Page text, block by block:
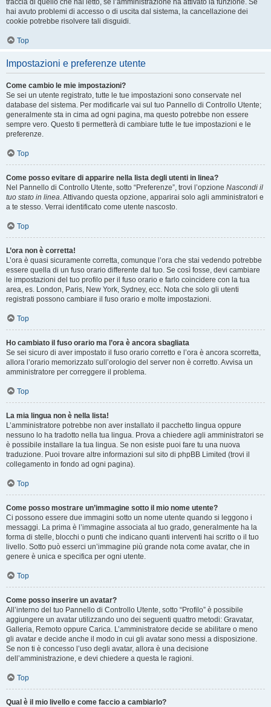
traccia di quello che hai letto, se l’amministrazione ha attivato la funzione. Se
hai avuto problemi di accesso o di uscita dal sistema, la cancellazione dei
cookie potrebbe risolvere tali disguidi.
Top
Impostazioni e preferenze utente
Come cambio le mie impostazioni?
Se sei un utente registrato, tutte le tue impostazioni sono conservate nel
database del sistema. Per modificarle vai sul tuo Pannello di Controllo Utente;
generalmente sta in cima ad ogni pagina, ma questo potrebbe non essere
sempre vero. Questo ti permetterà di cambiare tutte le tue impostazioni e le
preferenze.
Top
Come posso evitare di apparire nella lista degli utenti in linea?
Nel Pannello di Controllo Utente, sotto “Preferenze”, trovi l’opzione Nascondi il
tuo stato in linea. Attivando questa opzione, apparirai solo agli amministratori e
a te stesso. Verrai identificato come utente nascosto.
Top
L’ora non è corretta!
L’ora è quasi sicuramente corretta, comunque l’ora che stai vedendo potrebbe
essere quella di un fuso orario differente dal tuo. Se così fosse, devi cambiare
le impostazioni del tuo profilo per il fuso orario e farlo coincidere con la tua
area, es. London, Paris, New York, Sydney, ecc. Nota che solo gli utenti
registrati possono cambiare il fuso orario e molte impostazioni.
Top
Ho cambiato il fuso orario ma l’ora è ancora sbagliata
Se sei sicuro di aver impostato il fuso orario corretto e l’ora è ancora scorretta,
allora l’orario memorizzato sull’orologio del server non è corretto. Avvisa un
amministratore per correggere il problema.
Top
La mia lingua non è nella lista!
L’amministratore potrebbe non aver installato il pacchetto lingua oppure
nessuno lo ha tradotto nella tua lingua. Prova a chiedere agli amministratori se
è possibile installare la tua lingua. Se non esiste puoi fare tu una nuova
traduzione. Puoi trovare altre informazioni sul sito di phpBB Limited (trovi il
collegamento in fondo ad ogni pagina).
Top
Come posso mostrare un’immagine sotto il mio nome utente?
Ci possono essere due immagini sotto un nome utente quando si leggono i
messaggi. La prima è l’immagine associata al tuo grado, generalmente ha la
forma di stelle, blocchi o punti che indicano quanti interventi hai scritto o il tuo
livello. Sotto può esserci un’immagine più grande nota come avatar, che in
genere è unica e specifica per ogni utente.
Top
Come posso inserire un avatar?
All’interno del tuo Pannello di Controllo Utente, sotto “Profilo” è possibile
aggiungere un avatar utilizzando uno dei seguenti quattro metodi: Gravatar,
Galleria, Remoto oppure Carica. L’amministratore decide se abilitare o meno
gli avatar e decide anche il modo in cui gli avatar sono messi a disposizione.
Se non ti è concesso l’uso degli avatar, allora è una decisione
dell’amministrazione, e devi chiedere a questa le ragioni.
Top
Qual è il mio livello e come faccio a cambiarlo?